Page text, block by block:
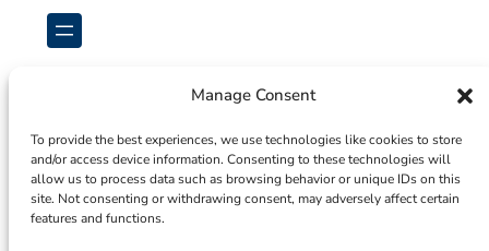
Manage Consent
To provide the best experiences, we use technologies like cookies to store
and/or access device information. Consenting to these technologies will
allow us to process data such as browsing behavior or unique IDs on this
site. Not consenting or withdrawing consent, may adversely affect certain
features and functions.